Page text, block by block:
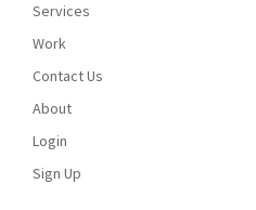
Services
Work
Contact Us
About
Login
Sign Up